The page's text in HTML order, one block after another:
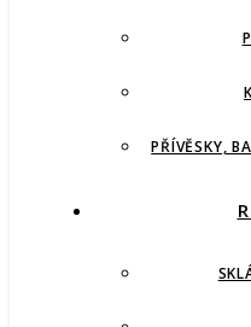
PŘÍVĚSKY,